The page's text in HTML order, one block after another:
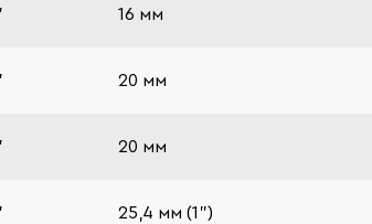
16 мм
20 мм
20 мм
25,4 мм (1")